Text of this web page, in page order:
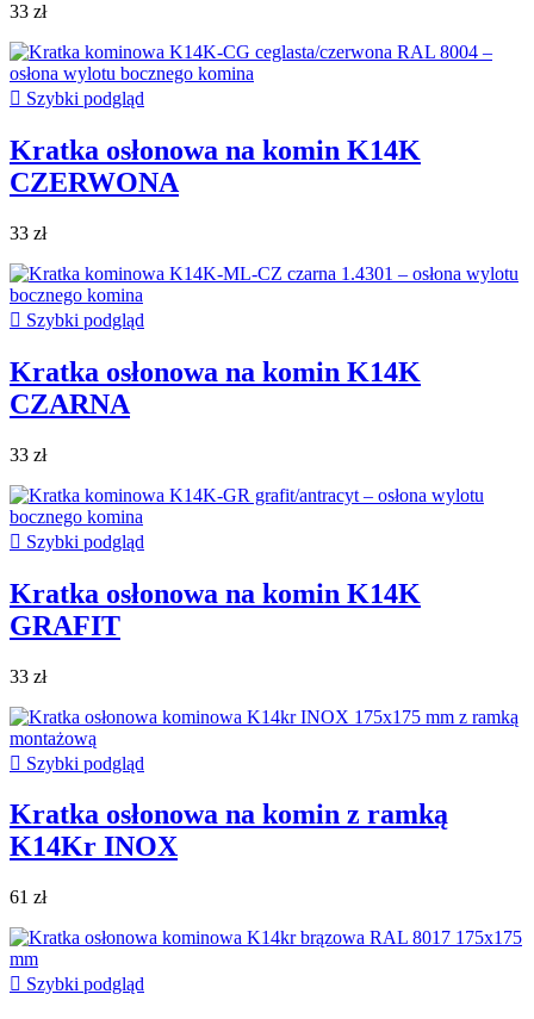
33 zł
 Szybki podgląd
Kratka osłonowa na komin K14K
CZERWONA
33 zł
 Szybki podgląd
Kratka osłonowa na komin K14K
CZARNA
33 zł
 Szybki podgląd
Kratka osłonowa na komin K14K
GRAFIT
33 zł
 Szybki podgląd
Kratka osłonowa na komin z ramką
K14Kr INOX
61 zł
 Szybki podgląd